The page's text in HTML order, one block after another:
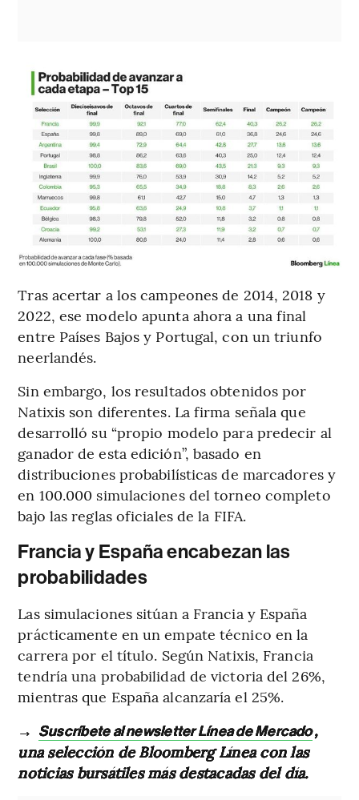
Tras acertar a los campeones de 2014, 2018 y
2022, ese modelo apunta ahora a una final
entre Países Bajos y Portugal, con un triunfo
neerlandés.
Sin embargo, los resultados obtenidos por
Natixis son diferentes. La firma señala que
desarrolló su “propio modelo para predecir al
ganador de esta edición”, basado en
distribuciones probabilísticas de marcadores y
en 100.000 simulaciones del torneo completo
bajo las reglas oficiales de la FIFA.
Francia y España encabezan las
probabilidades
Las simulaciones sitúan a Francia y España
prácticamente en un empate técnico en la
carrera por el título. Según Natixis, Francia
tendría una probabilidad de victoria del 26%,
mientras que España alcanzaría el 25%.
→ Suscríbete al newsletter Línea de Mercado,
una selección de Bloomberg Línea con las
noticias bursátiles más destacadas del día.